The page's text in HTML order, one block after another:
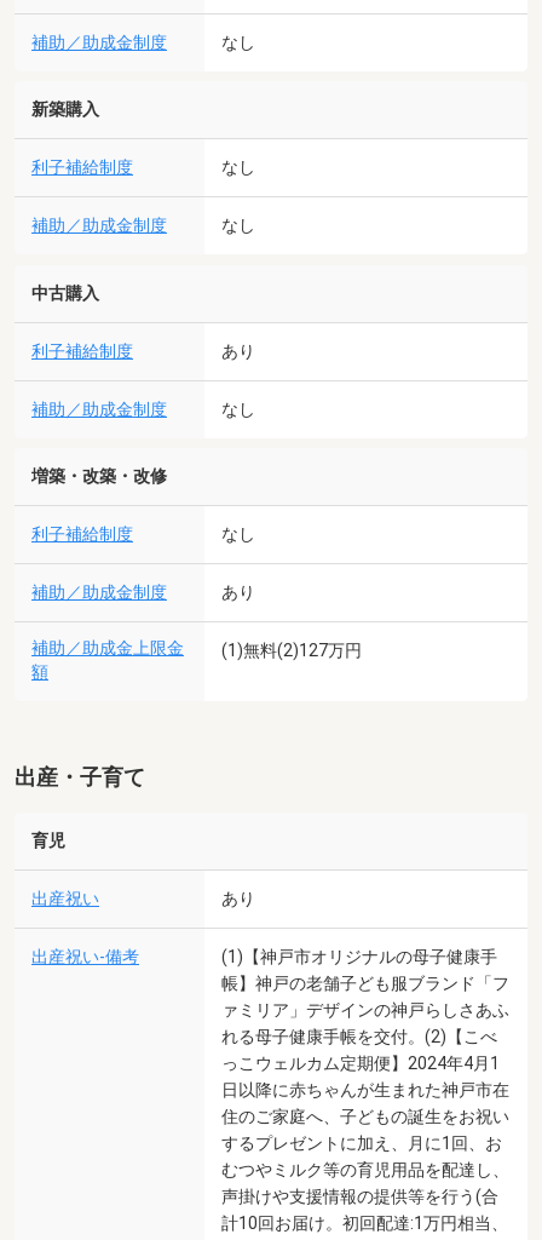
補助／助成金制度 なし
新築購入
利子補給制度 なし
補助／助成金制度 なし
中古購入
利子補給制度 あり
補助／助成金制度 なし
増築・改築・改修
利子補給制度 なし
補助／助成金制度 あり
補助／助成金上限金
額
(1)無料(2)127万円
出産・子育て
育児
出産祝い あり
出産祝い-備考
(1)【神戸市オリジナルの母子健康手
帳】神戸の老舗子ども服ブランド「フ
ァミリア」デザインの神戸らしさあふ
れる母子健康手帳を交付。(2)【こべ
っこウェルカム定期便】2024年4月1
日以降に赤ちゃんが生まれた神戸市在
住のご家庭へ、子どもの誕生をお祝い
するプレゼントに加え、月に1回、お
むつやミルク等の育児用品を配達し、
声掛けや支援情報の提供等を行う(合
計10回お届け。初回配達:1万円相当、